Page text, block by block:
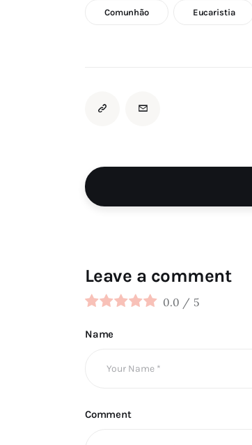
Comunhão Eucaristia
Leave a comment
0.0 / 5
Name
Comment